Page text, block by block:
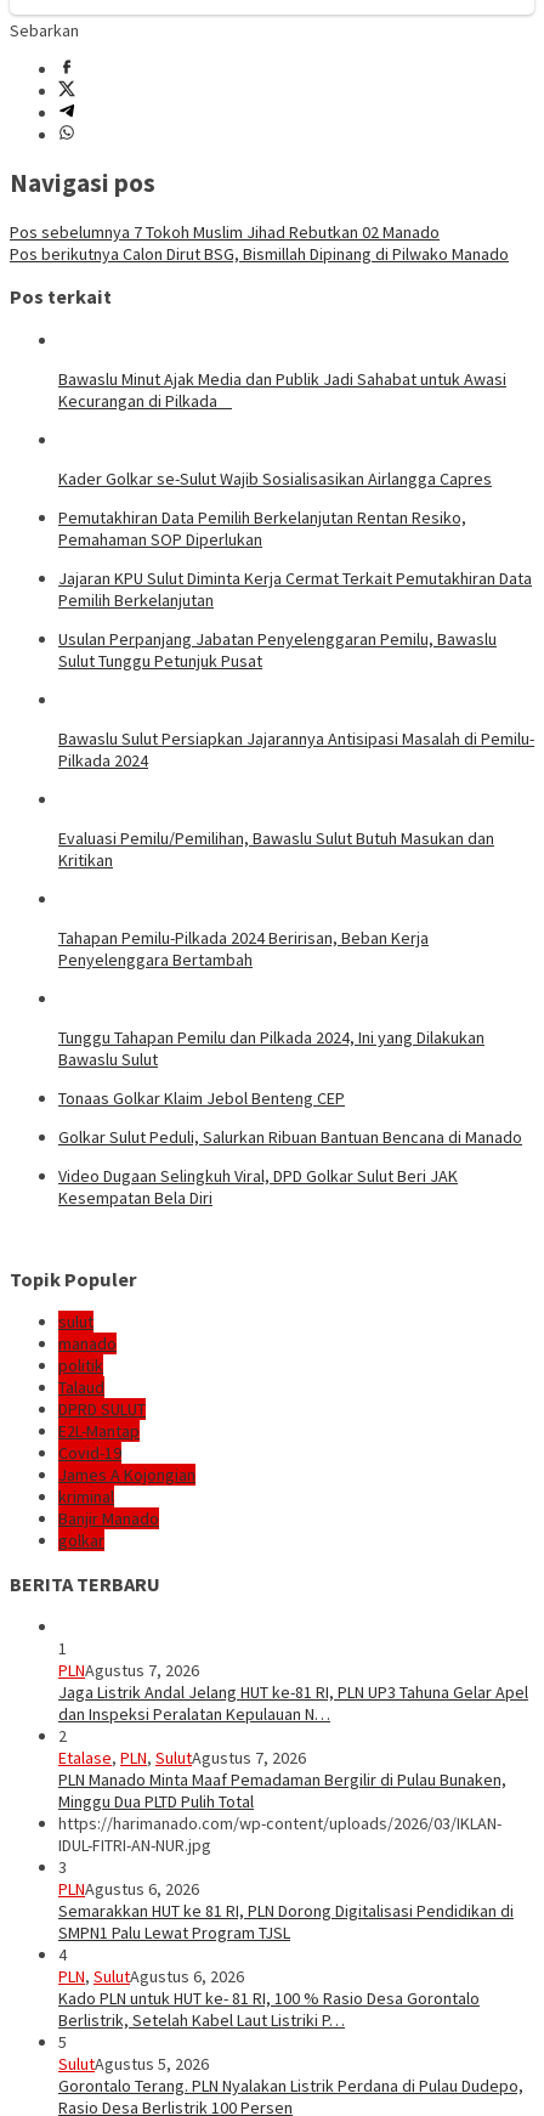
Sebarkan
Navigasi pos
Pos sebelumnya 7 Tokoh Muslim Jihad Rebutkan 02 Manado
Pos berikutnya Calon Dirut BSG, Bismillah Dipinang di Pilwako Manado
Pos terkait
Bawaslu Minut Ajak Media dan Publik Jadi Sahabat untuk Awasi
Kecurangan di Pilkada
Kader Golkar se-Sulut Wajib Sosialisasikan Airlangga Capres
Pemutakhiran Data Pemilih Berkelanjutan Rentan Resiko,
Pemahaman SOP Diperlukan
Jajaran KPU Sulut Diminta Kerja Cermat Terkait Pemutakhiran Data
Pemilih Berkelanjutan
Usulan Perpanjang Jabatan Penyelenggaran Pemilu, Bawaslu
Sulut Tunggu Petunjuk Pusat
Bawaslu Sulut Persiapkan Jajarannya Antisipasi Masalah di Pemilu-
Pilkada 2024
Evaluasi Pemilu/Pemilihan, Bawaslu Sulut Butuh Masukan dan
Kritikan
Tahapan Pemilu-Pilkada 2024 Beririsan, Beban Kerja
Penyelenggara Bertambah
Tunggu Tahapan Pemilu dan Pilkada 2024, Ini yang Dilakukan
Bawaslu Sulut
Tonaas Golkar Klaim Jebol Benteng CEP
Golkar Sulut Peduli, Salurkan Ribuan Bantuan Bencana di Manado
Video Dugaan Selingkuh Viral, DPD Golkar Sulut Beri JAK
Kesempatan Bela Diri
Topik Populer
sulut
manado
politik
Talaud
DPRD SULUT
E2L-Mantap
Covid-19
James A Kojongian
kriminal
Banjir Manado
golkar
BERITA TERBARU
1
PLNAgustus 7, 2026
Jaga Listrik Andal Jelang HUT ke-81 RI, PLN UP3 Tahuna Gelar Apel
dan Inspeksi Peralatan Kepulauan N…
2
Etalase, PLN, SulutAgustus 7, 2026
PLN Manado Minta Maaf Pemadaman Bergilir di Pulau Bunaken,
Minggu Dua PLTD Pulih Total
https://harimanado.com/wp-content/uploads/2026/03/IKLAN-
IDUL-FITRI-AN-NUR.jpg
3
PLNAgustus 6, 2026
Semarakkan HUT ke 81 RI, PLN Dorong Digitalisasi Pendidikan di
SMPN1 Palu Lewat Program TJSL
4
PLN, SulutAgustus 6, 2026
Kado PLN untuk HUT ke- 81 RI, 100 % Rasio Desa Gorontalo
Berlistrik, Setelah Kabel Laut Listriki P…
5
SulutAgustus 5, 2026
Gorontalo Terang. PLN Nyalakan Listrik Perdana di Pulau Dudepo,
Rasio Desa Berlistrik 100 Persen